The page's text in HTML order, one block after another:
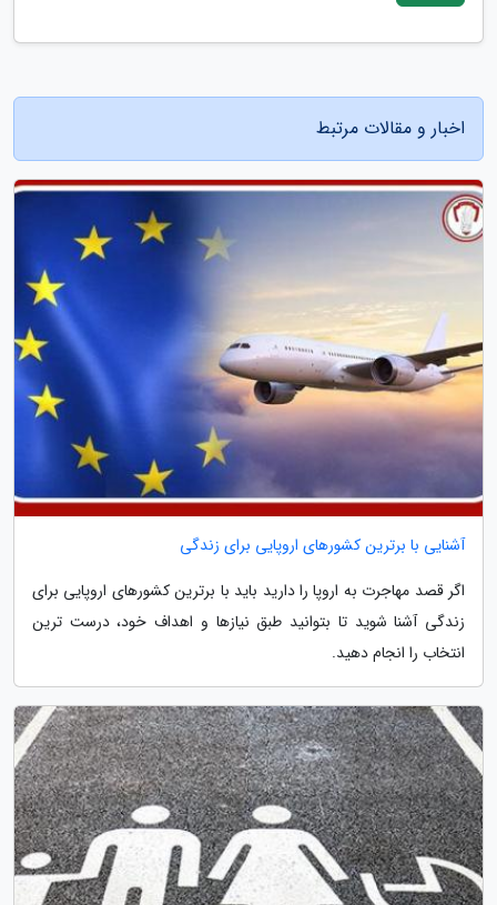
اخبار و مقالات مرتبط
آشنایی با برترین کشورهای اروپایی برای زندگی
اگر قصد مهاجرت به اروپا را دارید باید با برترین کشورهای اروپایی برای
زندگی آشنا شوید تا بتوانید طبق نیازها و اهداف خود، درست ترین
انتخاب را انجام دهید.